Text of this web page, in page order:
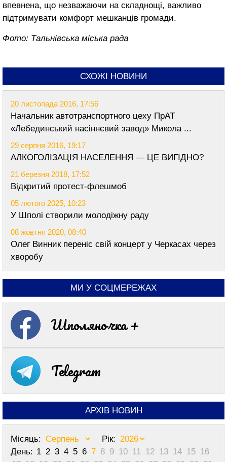
впевнена, що незважаючи на складнощі, важливо
підтримувати комфорт мешканців громади.
Фото: Тальнівська міська рада
СХОЖІ НОВИНИ
20 листопада 2016, 17:56
Начальник автотранспортного цеху ПрАТ
«Лебединський насіннєвий завод» Микола ...
29 серпня 2016, 19:17
АЛКОГОЛІЗАЦІЯ НАСЕЛЕННЯ — ЦЕ ВИГІДНО?
21 березня 2018, 17:52
Відкритий протест-флешмоб
05 лютого 2025, 10:23
У Шполі створили молодіжну раду
08 жовтня 2020, 08:40
Олег Винник переніс свій концерт у Черкасах через
хворобу
МИ У СОЦМЕРЕЖАХ
Шполяночка +
Telegram
АРХІВ НОВИН
Місяць:
Рік:
День: 1 2 3 4 5 6 7 8 9 10 11 12 13 14 15 16